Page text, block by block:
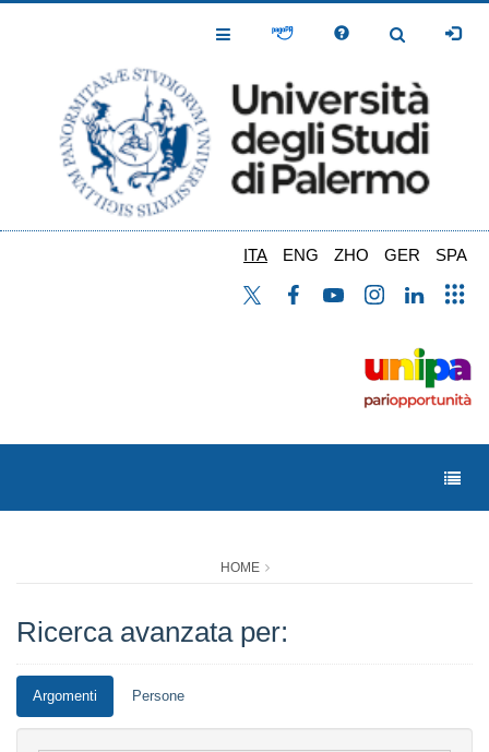
Toggle
Toggle
ITA ENG ZHO GER SPA
HOME
Ricerca avanzata per:
Argomenti Persone